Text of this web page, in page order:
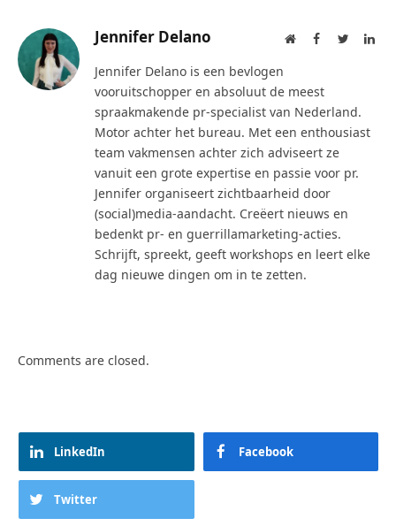
Jennifer Delano WebsiteFacebook
Twitter
Jennifer Delano is een bevlogen
vooruitschopper en absoluut de meest
spraakmakende pr-specialist van Nederland.
Motor achter het bureau. Met een enthousiast
team vakmensen achter zich adviseert ze
vanuit een grote expertise en passie voor pr.
Jennifer organiseert zichtbaarheid door
(social)media-aandacht. Creëert nieuws en
bedenkt pr- en guerrillamarketing-acties.
Schrijft, spreekt, geeft workshops en leert elke
dag nieuwe dingen om in te zetten.
Comments are closed.
LinkedIn Facebook
Twitter